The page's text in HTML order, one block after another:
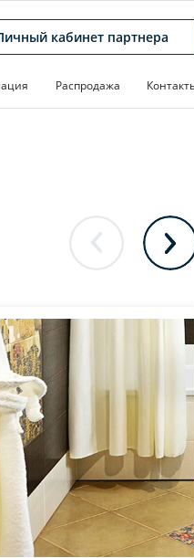
кабинет партнера
Распродажа